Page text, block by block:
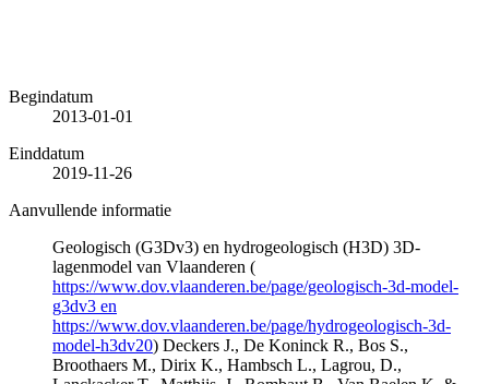
Begindatum
2013-01-01
Einddatum
2019-11-26
Aanvullende informatie
Geologisch (G3Dv3) en hydrogeologisch (H3D) 3D-
lagenmodel van Vlaanderen (
https://www.dov.vlaanderen.be/page/geologisch-3d-model-
g3dv3 en
https://www.dov.vlaanderen.be/page/hydrogeologisch-3d-
model-h3dv20) Deckers J., De Koninck R., Bos S.,
Broothaers M., Dirix K., Hambsch L., Lagrou, D.,